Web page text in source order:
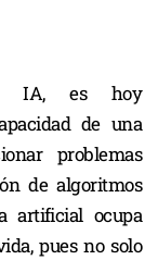
IA, es hoy
de una
problemas
de algoritmos
artificial ocupa
pues no solo